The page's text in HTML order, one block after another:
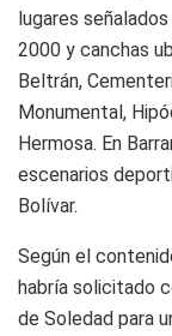
lugares
2000 y canchas
Beltrán,
Monumental,
Hermosa. En
escenarios
Bolívar.
Según el
habría solicitado
de Soledad para